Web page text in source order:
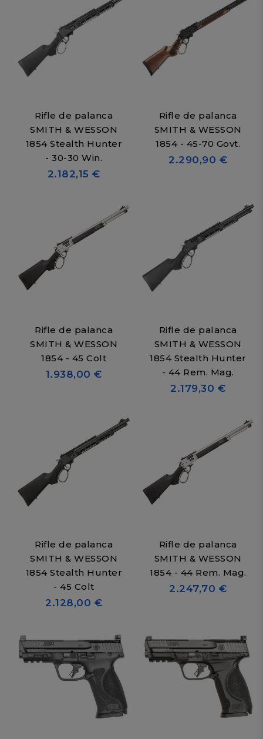
Rifle de palanca
SMITH & WESSON
1854 Stealth Hunter
- 30-30 Win.
2.182,15 €
Rifle de palanca
SMITH & WESSON
1854 - 45-70 Govt.
2.290,90 €
Rifle de palanca
SMITH & WESSON
1854 - 45 Colt
1.938,00 €
Rifle de palanca
SMITH & WESSON
1854 Stealth Hunter
- 44 Rem. Mag.
2.179,30 €
Rifle de palanca
SMITH & WESSON
1854 Stealth Hunter
- 45 Colt
2.128,00 €
Rifle de palanca
SMITH & WESSON
1854 - 44 Rem. Mag.
2.247,70 €